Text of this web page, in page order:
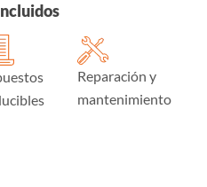
Reparación y
mantenimiento